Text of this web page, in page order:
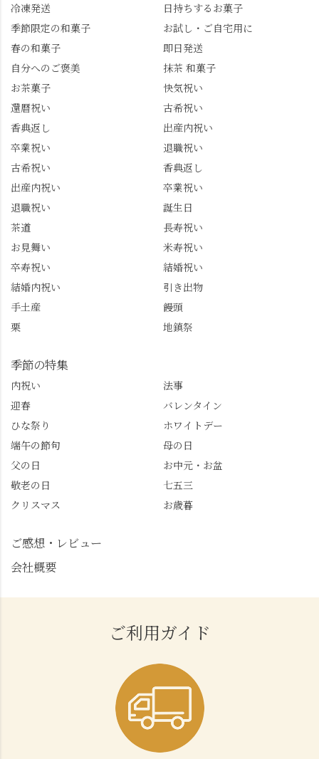
冷凍発送
日持ちするお菓子
季節限定の和菓子
お試し・ご自宅用に
春の和菓子
即日発送
自分へのご褒美
抹茶 和菓子
お茶菓子
快気祝い
還暦祝い
古希祝い
香典返し
出産内祝い
卒業祝い
退職祝い
古希祝い
香典返し
出産内祝い
卒業祝い
退職祝い
誕生日
茶道
長寿祝い
お見舞い
米寿祝い
卒寿祝い
結婚祝い
結婚内祝い
引き出物
手土産
饅頭
栗
地鎮祭
季節の特集
内祝い
法事
迎春
バレンタイン
ひな祭り
ホワイトデー
端午の節句
母の日
父の日
お中元・お盆
敬老の日
七五三
クリスマス
お歳暮
ご感想・レビュー
会社概要
ご利用ガイド